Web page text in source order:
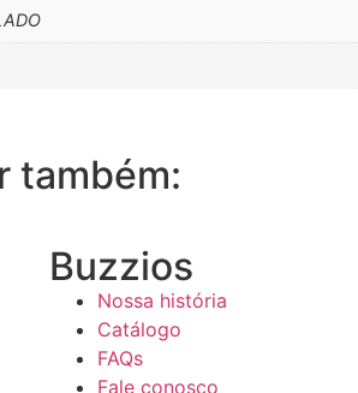
também:
Buzzios
Nossa história
Catálogo
FAQs
Fale conosco